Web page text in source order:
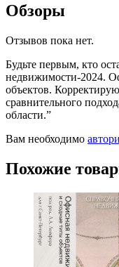
Обзоры
Отзывов пока нет.
Будьте первым, кто
недвижимости-2024.
объектов.
сравнительного
области.”
Вам необходимо
Похожие